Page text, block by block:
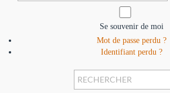
Se souvenir de moi
Mot de passe perdu ?
Identifiant perdu ?